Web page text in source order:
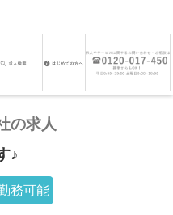
の求人
♪
務可能